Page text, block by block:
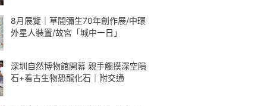
8月展覽｜草間彌生70年創作展/中環
外星人裝置/故宮「城中一日」
深圳自然博物館開幕 親手觸摸深空隕
石+看古生物恐龍化石｜附交通